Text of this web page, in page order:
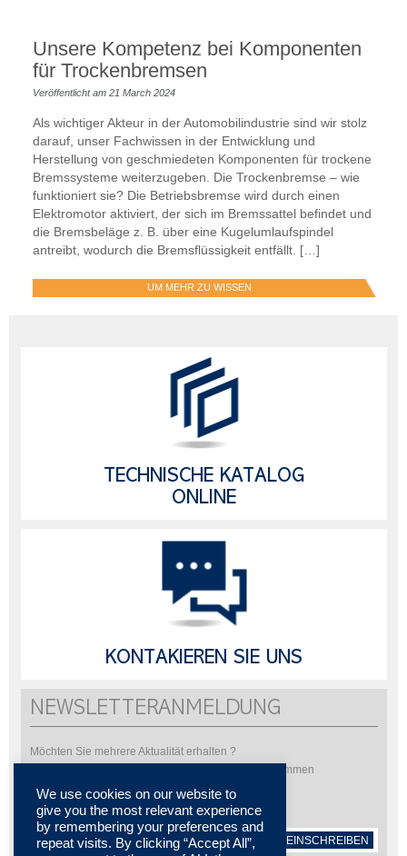
Unsere Kompetenz bei Komponenten
für Trockenbremsen
Veröffentlicht am 21 March 2024
Als wichtiger Akteur in der Automobilindustrie sind wir stolz
darauf, unser Fachwissen in der Entwicklung und
Herstellung von geschmiedeten Komponenten für trockene
Bremssysteme weiterzugeben. Die Trockenbremse – wie
funktioniert sie? Die Betriebsbremse wird durch einen
Elektromotor aktiviert, der sich im Bremssattel befindet und
die Bremsbeläge z. B. über eine Kugelumlaufspindel
antreibt, wodurch die Bremsflüssigkeit entfällt. […]
UM MEHR ZU WISSEN
TECHNISCHE KATALOG
ONLINE
KONTAKIEREN SIE UNS
NEWSLETTERANMELDUNG
Möchten Sie mehrere Aktualität erhalten ?
Bitte abonnieren Sie um unsere Newsletter zu bekommen
EINSCHREIBEN
We use cookies on our website to
give you the most relevant experience
by remembering your preferences and
repeat visits. By clicking “Accept All”,